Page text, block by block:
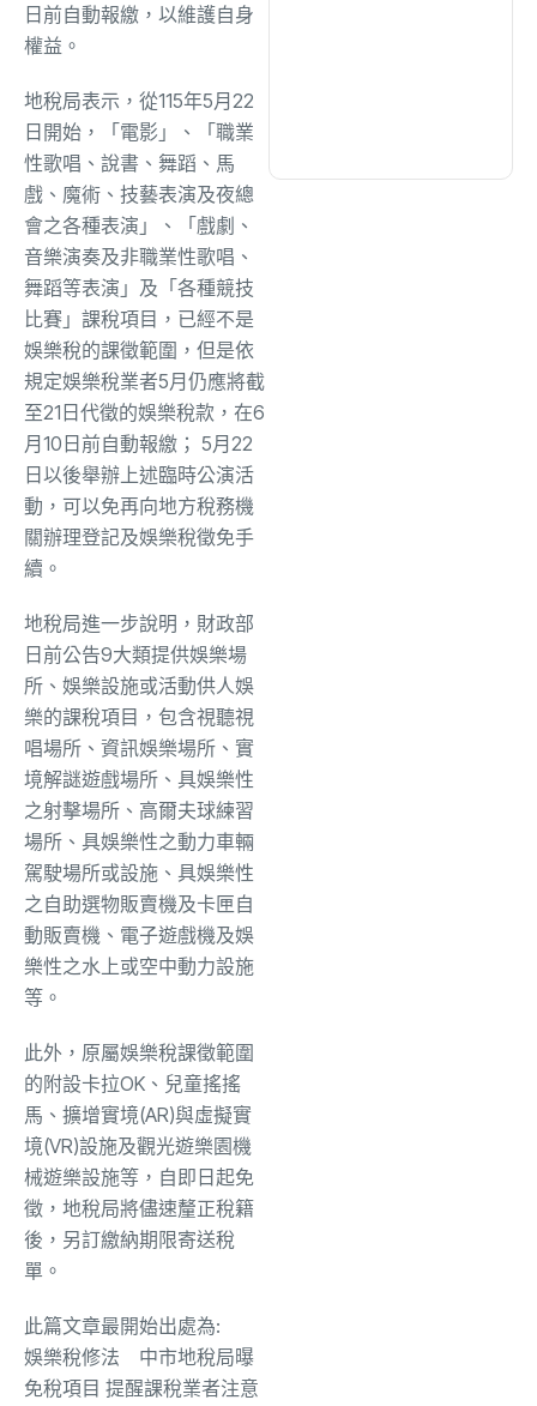
日前自動報繳，以維護自身
權益。
地稅局表示，從115年5月22
日開始，「電影」、「職業
性歌唱、說書、舞蹈、馬
戲、魔術、技藝表演及夜總
會之各種表演」、「戲劇、
音樂演奏及非職業性歌唱、
舞蹈等表演」及「各種競技
比賽」課稅項目，已經不是
娛樂稅的課徵範圍，但是依
規定娛樂稅業者5月仍應將截
至21日代徵的娛樂稅款，在6
月10日前自動報繳； 5月22
日以後舉辦上述臨時公演活
動，可以免再向地方稅務機
關辦理登記及娛樂稅徵免手
續。
地稅局進一步說明，財政部
日前公告9大類提供娛樂場
所、娛樂設施或活動供人娛
樂的課稅項目，包含視聽視
唱場所、資訊娛樂場所、實
境解謎遊戲場所、具娛樂性
之射擊場所、高爾夫球練習
場所、具娛樂性之動力車輛
駕駛場所或設施、具娛樂性
之自助選物販賣機及卡匣自
動販賣機、電子遊戲機及娛
樂性之水上或空中動力設施
等。
此外，原屬娛樂稅課徵範圍
的附設卡拉OK、兒童搖搖
馬、擴增實境(AR)與虛擬實
境(VR)設施及觀光遊樂園機
械遊樂設施等，自即日起免
徵，地稅局將儘速釐正稅籍
後，另訂繳納期限寄送稅
單。
此篇文章最開始出處為:
娛樂稅修法 中市地稅局曝
免稅項目 提醒課稅業者注意